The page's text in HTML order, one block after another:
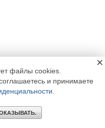
файлы cookies.
и принимаете
×